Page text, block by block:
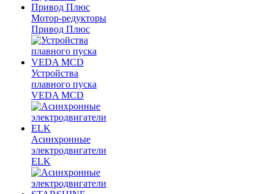
Мотор-редукторы
Привод Плюс
Устройства
плавного пуска
VEDA MCD
Асинхронные
электродвигатели
ELK